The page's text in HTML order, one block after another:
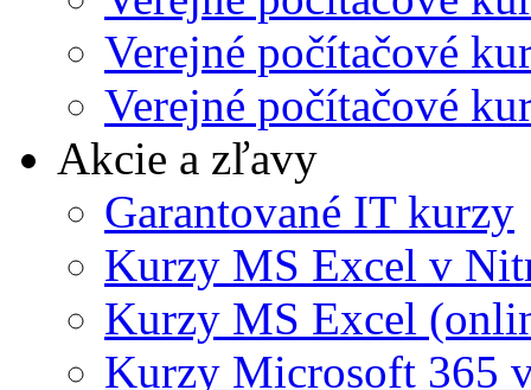
Verejné počítačové
Verejné počítačové
Akcie a zľavy
Garantované IT kurzy
Kurzy MS Excel v
Kurzy MS Excel
Kurzy Microsoft 365